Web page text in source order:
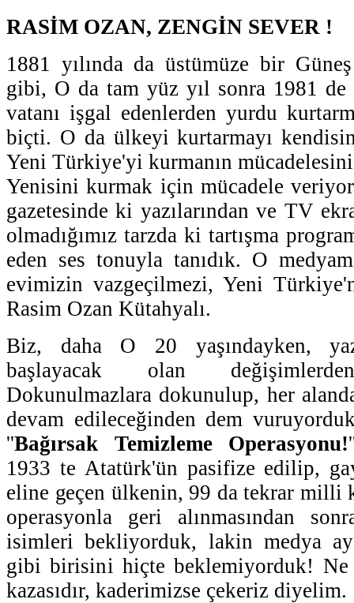
RASİM OZAN, ZENGİN SEVER !
1881 yılında da üstümüze bir
gibi, O da tam yüz yıl sonra 1981
vatanı işgal edenlerden yurdu
biçti. O da ülkeyi kurtarmayı
Yeni Türkiye'yi kurmanın
Yenisini kurmak için mücadele
gazetesinde ki yazılarından ve TV
olmadığımız tarzda ki tartışma
eden ses tonuyla tanıdık. O
evimizin vazgeçilmezi, Yeni
Rasim Ozan Kütahyalı.
Biz, daha O 20 yaşındayken,
başlayacak olan
Dokunulmazlara dokunulup, her
devam edileceğinden dem
''Bağırsak Temizleme Operasyonu!
1933 te Atatürk'ün pasifize edilip,
eline geçen ülkenin, 99 da tekrar milli
operasyonla geri alınmasından
isimleri bekliyorduk, lakin medya
gibi birisini hiçte beklemiyorduk! Ne
kazasıdır, kaderimizse çekeriz diyelim.